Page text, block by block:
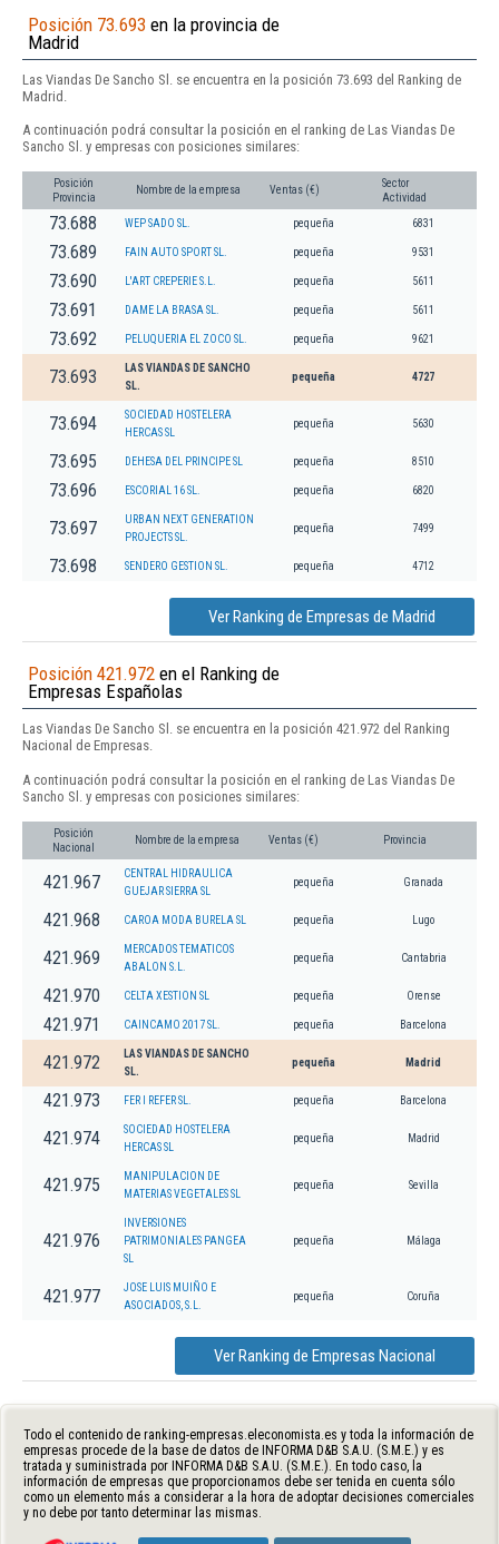
Posición 73.693 en la provincia de
Madrid
Las Viandas De Sancho Sl. se encuentra en la posición 73.693 del Ranking de
Madrid.
A continuación podrá consultar la posición en el ranking de Las Viandas De
Sancho Sl. y empresas con posiciones similares:
Posición
Provincia
Nombre de la empresa Ventas (€)
Sector
Actividad
73.688 WEP SADO SL. pequeña 6831
73.689 FAIN AUTO SPORT SL. pequeña 9531
73.690 L'ART CREPERIE S.L. pequeña 5611
73.691 DAME LA BRASA SL. pequeña 5611
73.692 PELUQUERIA EL ZOCO SL. pequeña 9621
73.693
LAS VIANDAS DE SANCHO
SL.
pequeña 4727
73.694
SOCIEDAD HOSTELERA
HERCAS SL
pequeña 5630
73.695 DEHESA DEL PRINCIPE SL pequeña 8510
73.696 ESCORIAL 16 SL. pequeña 6820
73.697
URBAN NEXT GENERATION
PROJECTS SL.
pequeña 7499
73.698 SENDERO GESTION SL. pequeña 4712
Ver Ranking de Empresas de Madrid
Posición 421.972 en el Ranking de
Empresas Españolas
Las Viandas De Sancho Sl. se encuentra en la posición 421.972 del Ranking
Nacional de Empresas.
A continuación podrá consultar la posición en el ranking de Las Viandas De
Sancho Sl. y empresas con posiciones similares:
Posición
Nacional
Nombre de la empresa Ventas (€) Provincia
421.967
CENTRAL HIDRAULICA
GUEJAR SIERRA SL
pequeña Granada
421.968 CAROA MODA BURELA SL pequeña Lugo
421.969
MERCADOS TEMATICOS
ABALON S.L.
pequeña Cantabria
421.970 CELTA XESTION SL pequeña Orense
421.971 CAINCAMO 2017 SL. pequeña Barcelona
421.972
LAS VIANDAS DE SANCHO
SL.
pequeña Madrid
421.973 FER I REFER SL. pequeña Barcelona
421.974
SOCIEDAD HOSTELERA
HERCAS SL
pequeña Madrid
421.975
MANIPULACION DE
MATERIAS VEGETALES SL
pequeña Sevilla
421.976
INVERSIONES
PATRIMONIALES PANGEA
SL
pequeña Málaga
421.977
JOSE LUIS MUIÑO E
ASOCIADOS, S.L.
pequeña Coruña
Ver Ranking de Empresas Nacional
Todo el contenido de ranking-empresas.eleconomista.es y toda la información de
empresas procede de la base de datos de INFORMA D&B S.A.U. (S.M.E.) y es
tratada y suministrada por INFORMA D&B S.A.U. (S.M.E.). En todo caso, la
información de empresas que proporcionamos debe ser tenida en cuenta sólo
como un elemento más a considerar a la hora de adoptar decisiones comerciales
y no debe por tanto determinar las mismas.